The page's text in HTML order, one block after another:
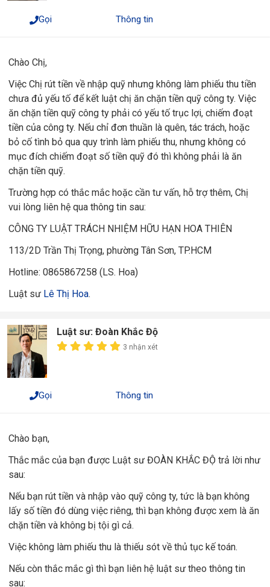
Gọi Thông tin
Chào Chị,
Việc Chị rút tiền về nhập quỹ nhưng không làm phiếu thu tiền
chưa đủ yếu tố để kết luật chị ăn chặn tiền quỹ công ty. Việc
ăn chặn tiền quỹ công ty phải có yếu tố trục lợi, chiếm đoạt
tiền của công ty. Nếu chỉ đơn thuần là quên, tác trách, hoặc
bỏ cố tình bỏ qua quy trình làm phiếu thu, nhưng không có
mục đích chiếm đoạt số tiền quỹ đó thì không phải là ăn
chặn tiền quỹ.
Trường hợp có thắc mắc hoặc cần tư vấn, hỗ trợ thêm, Chị
vui lòng liên hệ qua thông tin sau:
CÔNG TY LUẬT TRÁCH NHIỆM HỮU HẠN HOA THIÊN
113/2D Trần Thị Trọng, phường Tân Sơn, TP.HCM
Hotline: 0865867258 (LS. Hoa)
Luật sư Lê Thị Hoa.
Luật sư: Đoàn Khắc Độ
3 nhận xét
Gọi Thông tin
Chào bạn,
Thắc mắc của bạn được Luật sư ĐOÀN KHẮC ĐỘ trả lời như
sau:
Nếu bạn rút tiền và nhập vào quỹ công ty, tức là bạn không
lấy số tiền đó dùng việc riêng, thì bạn không được xem là ăn
chặn tiền và không bị tội gì cả.
Việc không làm phiếu thu là thiếu sót về thủ tục kế toán.
Nếu còn thắc mắc gì thì bạn liên hệ luật sư theo thông tin
sau: